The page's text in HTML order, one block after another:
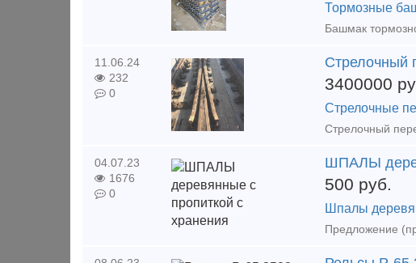
Тормозные
11.06.24
232
0
Стрелочный
3400000
Стрелочные
04.07.23
1676
0
ШПАЛЫ
500 руб.
Шпалы